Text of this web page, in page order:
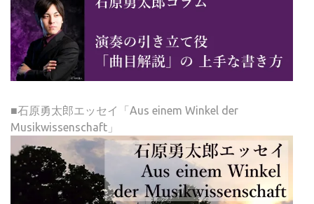
■石原勇太郎エッセイ「Aus einem Winkel der
Musikwissenschaft」